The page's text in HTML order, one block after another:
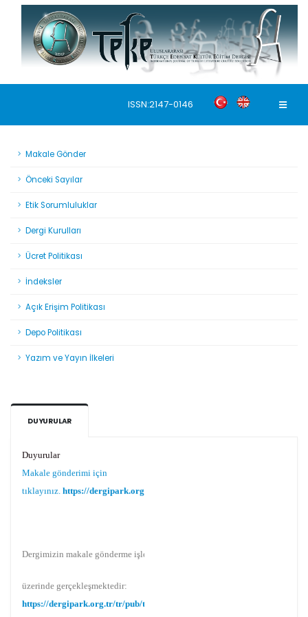
ISSN:2147-0146
Makale Gönder
Önceki Sayılar
Etik Sorumluluklar
Dergi Kurulları
Ücret Politikası
İndeksler
Açık Erişim Politikası
Depo Politikası
Yazım ve Yayın İlkeleri
DUYURULAR